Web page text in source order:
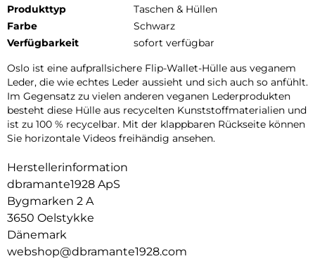
Produkttyp
Taschen & Hüllen
Farbe
Schwarz
Verfügbarkeit
sofort verfügbar
Oslo ist eine aufprallsichere Flip-Wallet-Hülle aus veganem
Leder, die wie echtes Leder aussieht und sich auch so anfühlt.
Im Gegensatz zu vielen anderen veganen Lederprodukten
besteht diese Hülle aus recycelten Kunststoffmaterialien und
ist zu 100 % recycelbar. Mit der klappbaren Rückseite können
Sie horizontale Videos freihändig ansehen.
Herstellerinformation
dbramante1928 ApS
Bygmarken 2 A
3650 Oelstykke
Dänemark
webshop@dbramante1928.com